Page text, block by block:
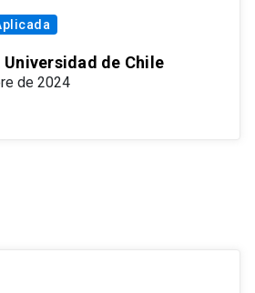
de Chile
de 2024